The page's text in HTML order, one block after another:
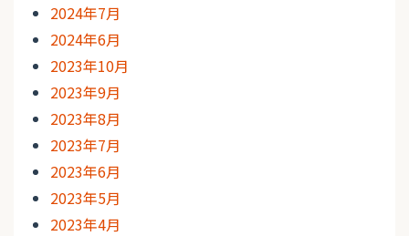
2024年7月
2024年6月
2023年10月
2023年9月
2023年8月
2023年7月
2023年6月
2023年5月
2023年4月